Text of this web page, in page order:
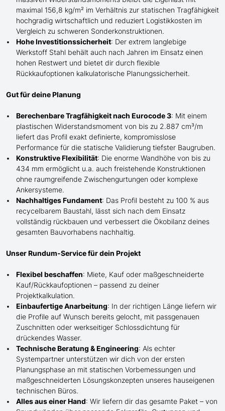
maximal 156,8 kg/m² im Verhältnis zur statischen Tragfähigkeit
hochgradig wirtschaftlich und reduziert Logistikkosten im
Vergleich zu schweren Sonderkonstruktionen.
Hohe Investitionssicherheit: Der extrem langlebige
Werkstoff Stahl behält auch nach Jahren im Einsatz einen
hohen Restwert und bietet dir durch flexible
Rückkaufoptionen kalkulatorische Planungssicherheit.
Gut für deine Planung
Berechenbare Tragfähigkeit nach Eurocode 3: Mit einem
plastischen Widerstandsmoment von bis zu 2.887 cm³/m
liefert das Profil exakt definierte, kompromisslose
Performance für die statische Validierung tiefster Baugruben.
Konstruktive Flexibilität: Die enorme Wandhöhe von bis zu
434 mm ermöglicht u.a. auch freistehende Konstruktionen
ohne raumgreifende Zwischengurtungen oder komplexe
Ankersysteme.
Nachhaltiges Fundament: Das Profil besteht zu 100 % aus
recycelbarem Baustahl, lässt sich nach dem Einsatz
vollständig rückbauen und verbessert die Ökobilanz deines
gesamten Bauvorhabens nachhaltig.
Unser Rundum-Service für dein Projekt
Flexibel beschaffen: Miete, Kauf oder maßgeschneiderte
Kauf/Rückkaufoptionen – passend zu deiner
Projektkalkulation.
Einbaufertige Anarbeitung: In der richtigen Länge liefern wir
die Profile auf Wunsch bereits gelocht, mit passgenauen
Zuschnitten oder werkseitiger Schlossdichtung für
drückendes Wasser.
Technische Beratung & Engineering: Als echter
Systempartner unterstützen wir dich von der ersten
Planungsphase an mit statischen Vorbemessungen und
maßgeschneiderten Lösungskonzepten unseres hauseigenen
technischen Büros.
Alles aus einer Hand: Wir liefern dir das gesamte Paket – von